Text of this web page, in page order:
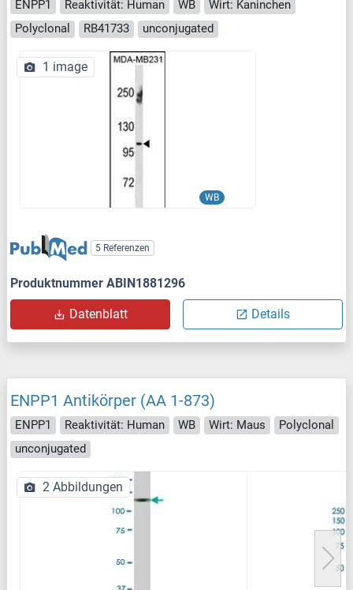
ENPP1 Reaktivität: Human WB
Wirt: Kaninchen
Polyclonal
RB41733 unconjugated
WB
1 image
5 Referenzen
Produktnummer ABIN1881296
Datenblatt Details
ENPP1 Antikörper (AA 1-873)
ENPP1 Reaktivität: Human WB Wirt: Maus
Polyclonal
unconjugated
2 Abbildungen